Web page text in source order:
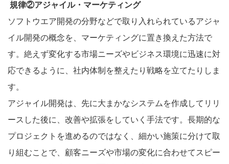
規律②アジャイル・マーケティング
ソフトウエア開発の分野などで取り入れられているアジャ
イル開発の概念を、マーケティングに置き換えた方法で
す。絶えず変化する市場ニーズやビジネス環境に迅速に対
応できるように、社内体制を整えたり戦略を立てたりしま
す。
アジャイル開発は、先に大まかなシステムを作成してリリ
ースした後に、改善や拡張をしていく手法です。長期的な
プロジェクトを進めるのではなく、細かい施策に分けて取
り組むことで、顧客ニーズや市場の変化に合わせてスピー